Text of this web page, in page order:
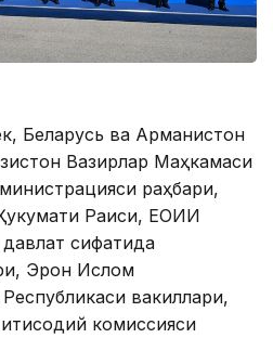
Беларусь ва Арманистон
Вазирлар Маҳкамаси
раҳбари,
Раиси, ЕОИИ
давлат сифатида
Эрон Ислом
вакиллари,
комиссияси